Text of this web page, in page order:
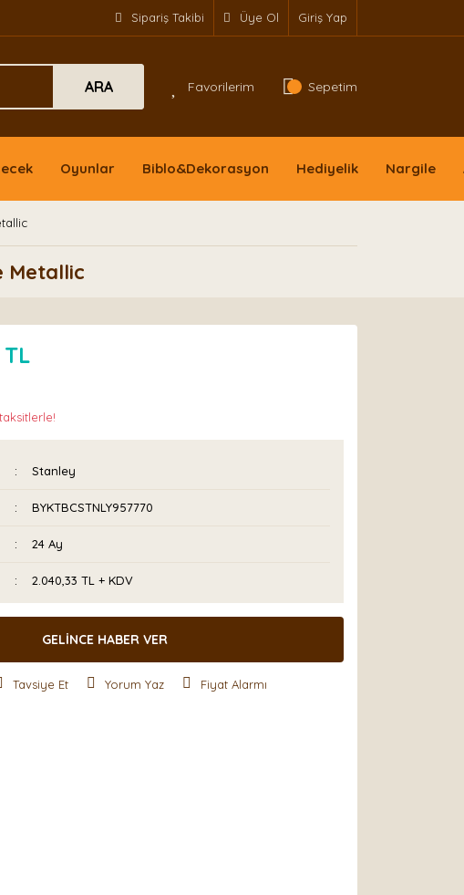
Sipariş Takibi Üye Ol Giriş Yap
ARA Favorilerim Sepetim
Oyunlar Biblo&Dekorasyon Hediyelik Nargile
Metallic
TL
Stanley
BYKTBCSTNLY957770
24 Ay
2.040,33 TL + KDV
GELİNCE HABER VER
Tavsiye Et Yorum Yaz Fiyat Alarmı